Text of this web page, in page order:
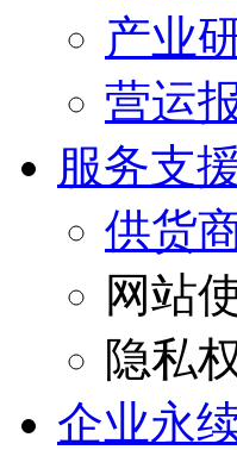
产业
营运
服务支
供货
网站
隐私
企业永